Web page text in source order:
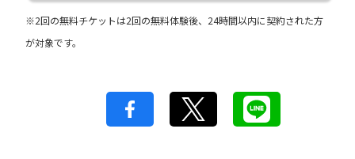
※2回の無料チケットは2回の無料体験後、24時間以内に契約された方
が対象です。